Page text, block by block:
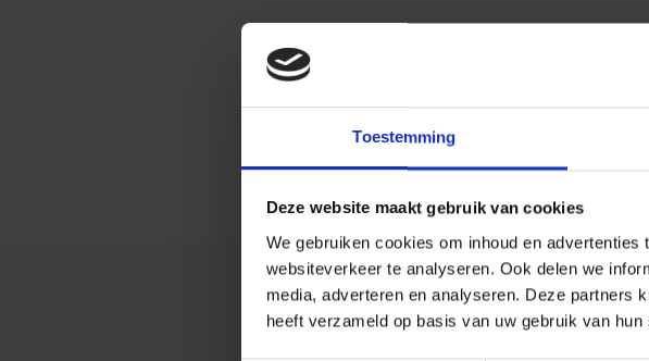
Toestemming
Deze website maakt gebruik van cookies
We gebruiken cookies om inhoud en
websiteverkeer te analyseren. Ook delen we
media, adverteren en analyseren. Deze partners
heeft verzameld op basis van uw gebruik van hun